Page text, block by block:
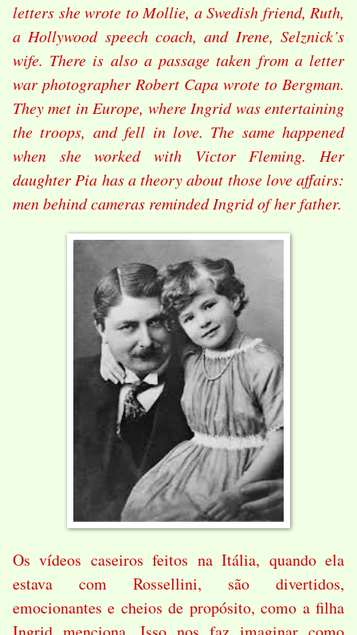
letters she wrote to Mollie, a Swedish friend, Ruth,
a Hollywood speech coach, and Irene, Selznick’s
wife. There is also a passage taken from a letter
war photographer Robert Capa wrote to Bergman.
They met in Europe, where Ingrid was entertaining
the troops, and fell in love. The same happened
when she worked with Victor Fleming. Her
daughter Pia has a theory about those love affairs:
men behind cameras reminded Ingrid of her father.
Os vídeos caseiros feitos na Itália, quando ela
estava com Rossellini, são divertidos,
emocionantes e cheios de propósito, como a filha